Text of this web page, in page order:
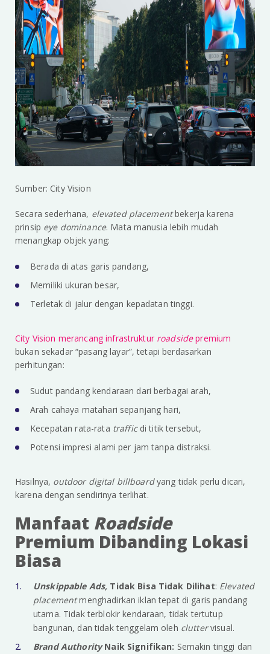
Sumber: City Vision
Secara sederhana, elevated placementbekerja karena
prinsip eye dominance. Mata manusia lebih mudah
menangkap objek yang:
Berada di atas garis pandang,
Memiliki ukuran besar,
Terletak di jalur dengan kepadatan tinggi.
City Vision merancang infrastruktur roadsidepremium
bukan sekadar “pasang layar”, tetapi berdasarkan
perhitungan:
Sudut pandang kendaraan dari berbagai arah,
Arah cahaya matahari sepanjang hari,
Kecepatan rata-rata traffic di titik tersebut,
Potensi impresi alami per jam tanpa distraksi.
Hasilnya, outdoor digital billboardyang tidak perlu dicari,
karena dengan sendirinya terlihat.
Manfaat Roadside
Premium Dibanding Lokasi
Biasa
Unskippable Ads, Tidak Bisa Tidak Dilihat: Elevated
placementmenghadirkan iklan tepat di garis pandang
utama. Tidak terblokir kendaraan, tidak tertutup
bangunan, dan tidak tenggelam oleh cluttervisual.
Brand AuthorityNaik Signifikan: Semakin tinggi dan